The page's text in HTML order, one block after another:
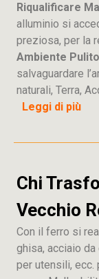
Riqualificare
alluminio si
preziosa, per la
Ambiente Pulito
salvaguardare
naturali, Terra,
Leggi di più
Chi
Vecchio
Con il ferro si
ghisa, acciaio
per utensili,